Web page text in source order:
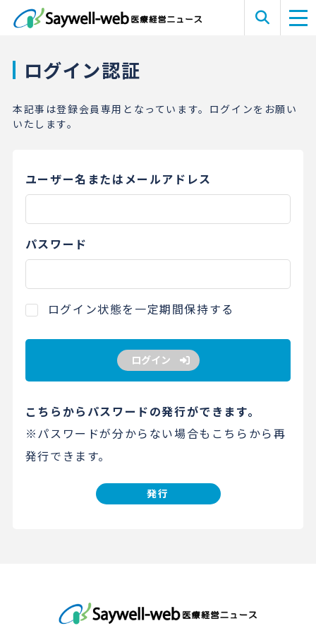
ログイン認証
本記事は登録会員専用となっています。ログインをお願い
いたします。
ユーザー名またはメールアドレス
パスワード
ログイン状態を一定期間保持する
ログイン
こちらからパスワードの発行ができます。
※パスワードが分からない場合もこちらから再
発行できます。
発行